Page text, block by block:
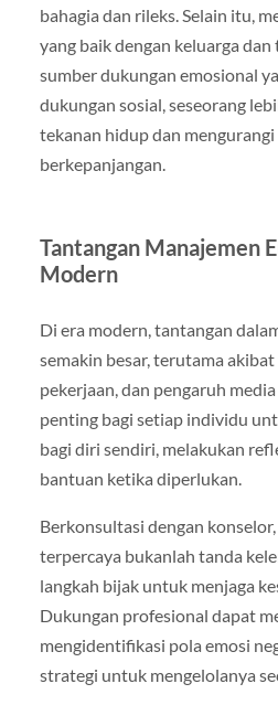
bahagia dan rileks. Selain itu,
yang baik dengan keluarga
sumber dukungan emosional
dukungan sosial, seseorang
tekanan hidup dan
berkepanjangan.
Tantangan Manajemen
Modern
Di era modern, tantangan
semakin besar, terutama
pekerjaan, dan pengaruh
penting bagi setiap individu
bagi diri sendiri, melakukan
bantuan ketika diperlukan.
Berkonsultasi dengan
terpercaya bukanlah tanda
langkah bijak untuk menjaga
Dukungan profesional dapat
mengidentifikasi pola emosi
strategi untuk mengelolanya